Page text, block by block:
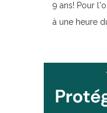
9 ans! Pour
à une heure du